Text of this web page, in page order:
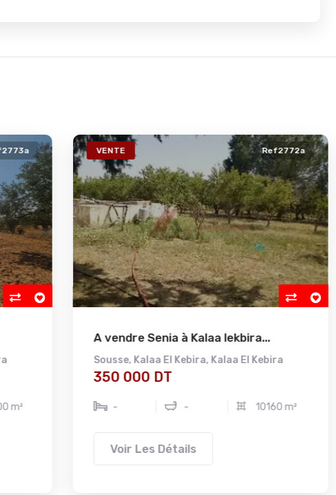
m²
VENTE Ref2772a
A vendre Senia à Kalaa lekbira...
Sousse,Kalaa El Kebira,Kalaa El Kebira
350 000 DT
- - 10160 m²
Voir Les Détails